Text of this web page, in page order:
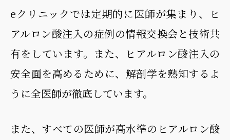
eクリニックでは定期的に医師が集まり、ヒ
アルロン酸注入の症例の情報交換会と技術共
有をしています。また、ヒアルロン酸注入の
安全面を高めるために、解剖学を熟知するよ
うに全医師が徹底しています。
また、すべての医師が高水準のヒアルロン酸